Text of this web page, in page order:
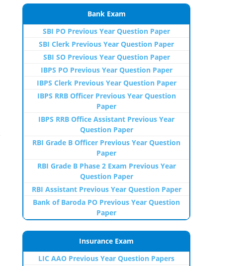
Bank Exam
SBI PO Previous Year Question Paper
SBI Clerk Previous Year Question Paper
SBI SO Previous Year Question Paper
IBPS PO Previous Year Question Paper
IBPS Clerk Previous Year Question Paper
IBPS RRB Officer Previous Year Question
Paper
IBPS RRB Office Assistant Previous Year
Question Paper
RBI Grade B Officer Previous Year Question
Paper
RBI Grade B Phase 2 Exam Previous Year
Question Paper
RBI Assistant Previous Year Question Paper
Bank of Baroda PO Previous Year Question
Paper
Insurance Exam
LIC AAO Previous Year Question Papers